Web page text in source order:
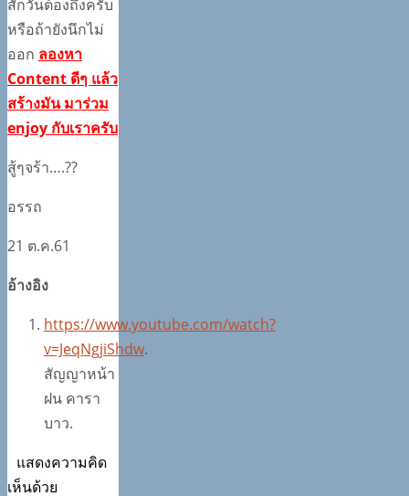
สักวันต้องถึงครับ
หรือถ้ายังนึกไม่
ออก ลองหา
Content ดีๆ แล้ว
สร้างมัน มาร่วม
enjoy กับเราครับ
สู้ๆจร้า….??
อรรถ
21 ต.ค.61
อ้างอิง
https://www.youtube.com/watch?
v=JeqNgjiShdw.
สัญญาหน้า
ฝน คารา
บาว.
แสดงความคิด
เห็นด้วย